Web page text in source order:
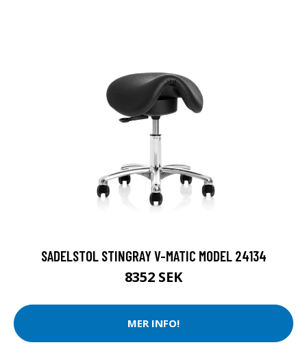
SADELSTOL STINGRAY V-MATIC MODEL 24134
8352 SEK
MER INFO!